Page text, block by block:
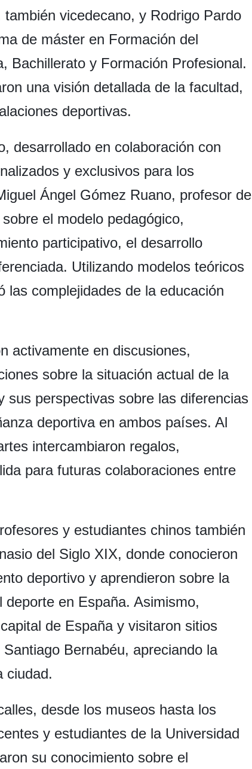
vicedecano, y Rodrigo Pardo
de máster en Formación del
Bachillerato y Formación Profesional.
una visión detallada de la facultad,
deportivas.
desarrollado en colaboración con
y exclusivos para los
Ángel Gómez Ruano, profesor de
el modelo pedagógico,
participativo, el desarrollo
Utilizando modelos teóricos
las complejidades de la educación
activamente en discusiones,
sobre la situación actual de la
sus perspectivas sobre las diferencias
deportiva en ambos países. Al
intercambiaron regalos,
para futuras colaboraciones entre
y estudiantes chinos también
del Siglo XIX, donde conocieron
deportivo y aprendieron sobre la
en España. Asimismo,
de España y visitaron sitios
Bernabéu, apreciando la
ciudad.
desde los museos hasta los
y estudiantes de la Universidad
su conocimiento sobre el